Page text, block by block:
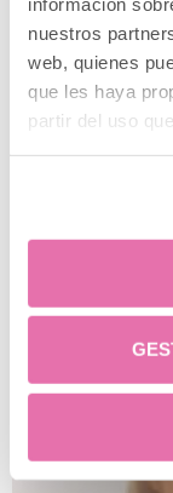
nuestros
web, quienes
que les haya
partir del uso
contaminante
Menorca
que te
dudes en
Posts